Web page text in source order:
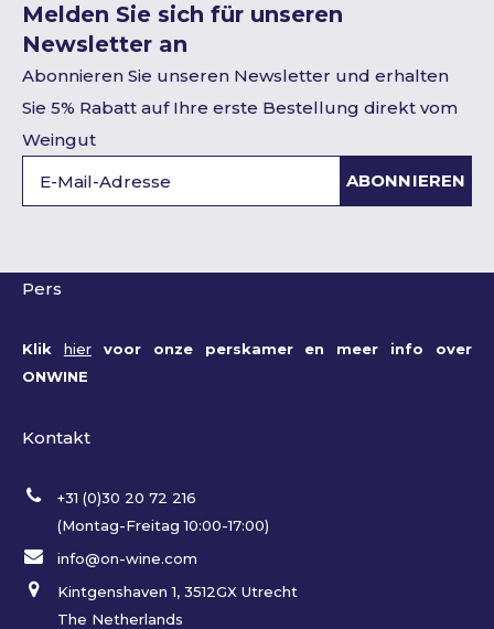
Melden Sie sich für unseren
Newsletter an
Abonnieren Sie unseren Newsletter und erhalten
Sie 5% Rabatt auf Ihre erste Bestellung direkt vom
Weingut
ABONNIEREN
Pers
Klik hiervoor onze perskamer en meer info over
ONWINE
Kontakt
+31 (0)30 20 72 216
(Montag-Freitag 10:00-17:00)
info@on-wine.com
Kintgenshaven 1, 3512GX Utrecht
The Netherlands